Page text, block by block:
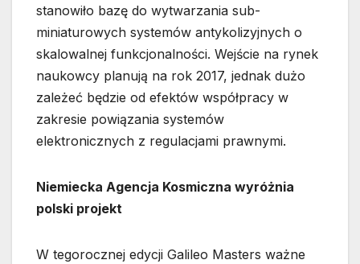
stanowiło bazę do wytwarzania sub-
miniaturowych systemów antykolizyjnych o
skalowalnej funkcjonalności. Wejście na rynek
naukowcy planują na rok 2017, jednak dużo
zależeć będzie od efektów współpracy w
zakresie powiązania systemów
elektronicznych z regulacjami prawnymi.
Niemiecka Agencja Kosmiczna wyróżnia
polski projekt
W tegorocznej edycji Galileo Masters ważne